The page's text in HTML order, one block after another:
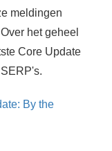
meldingen
het geheel
Core Update
By the